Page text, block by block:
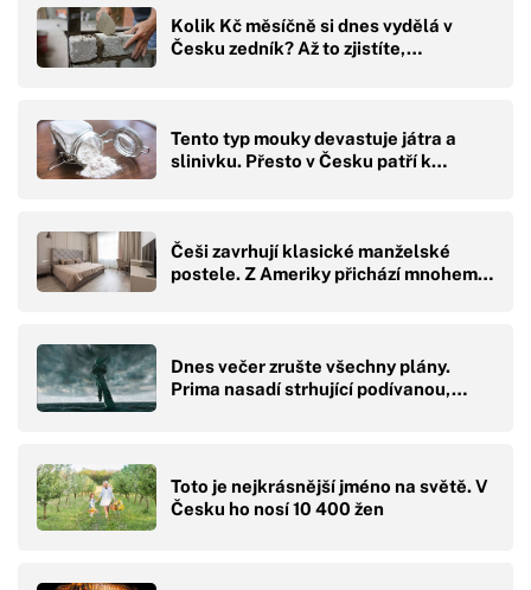
Kolik Kč měsíčně si dnes vydělá v
Česku zedník? Až to zjistíte,…
Tento typ mouky devastuje játra a
slinivku. Přesto v Česku patří k…
Češi zavrhují klasické manželské
postele. Z Ameriky přichází mnohem…
Dnes večer zrušte všechny plány.
Prima nasadí strhující podívanou,…
Toto je nejkrásnější jméno na světě. V
Česku ho nosí 10 400 žen